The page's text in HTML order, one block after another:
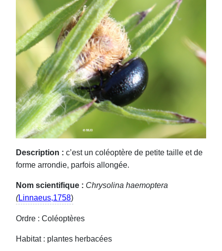
Description : c’est un coléoptère de petite taille et de
forme arrondie, parfois allongée.
Nom scientifique : Chrysolina haemoptera
(Linnaeus,1758)
Ordre : Coléoptères
Habitat : plantes herbacées